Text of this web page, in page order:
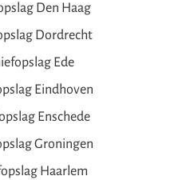
Den Haag
Dordrecht
Ede
Eindhoven
Enschede
Groningen
Haarlem